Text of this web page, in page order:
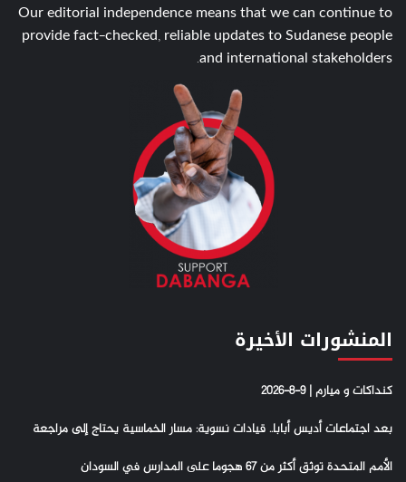
Our editorial independence means that we can continue to
provide fact-checked, reliable updates to Sudanese people
and international stakeholders.
المنشورات الأخيرة
كنداكات و ميارم | 9-8-2026
بعد اجتماعات أديس أبابا.. قيادات نسوية: مسار الخماسية يحتاج إلى مراجعة
الأمم المتحدة توثق أكثر من 67 هجوما على المدارس في السودان